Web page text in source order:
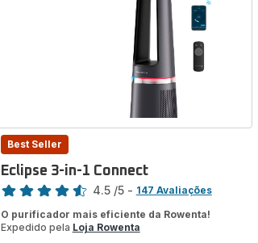
Best Seller
Eclipse 3-in-1 Connect
Classificação
4.5 /5 - 147 Avaliações
O purificador mais eficiente da Rowenta!
Expedido pela Loja Rowenta